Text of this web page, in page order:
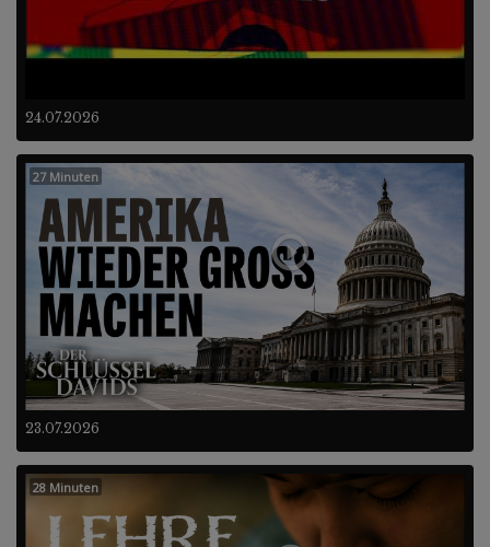
24.07.2026
23.07.2026
27 Minuten
28 Minuten